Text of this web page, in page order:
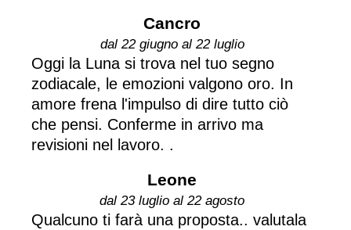
Cancro
dal 22 giugno al 22 luglio
Oggi la Luna si trova nel tuo segno
zodiacale, le emozioni valgono oro. In
amore frena l'impulso di dire tutto ciò
che pensi. Conferme in arrivo ma
revisioni nel lavoro. .
Leone
dal 23 luglio al 22 agosto
Qualcuno ti farà una proposta.. valutala